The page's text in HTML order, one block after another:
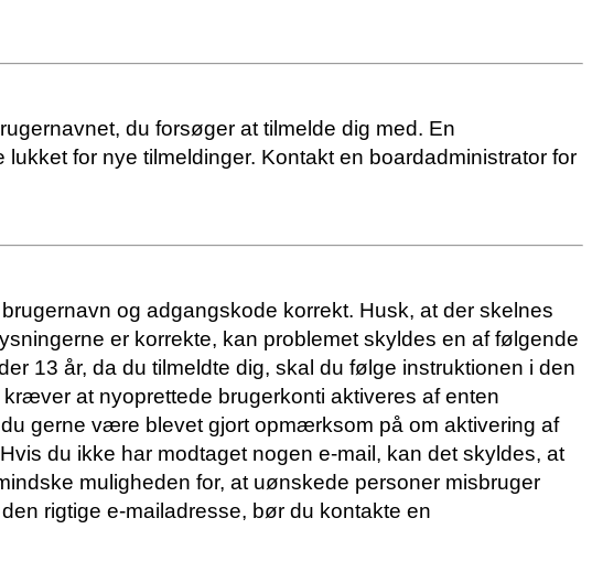
du forsøger at tilmelde dig med. En
for nye tilmeldinger. Kontakt en boardadministrator for
og adgangskode korrekt. Husk, at der skelnes
er korrekte, kan problemet skyldes en af følgende
13 år, da du tilmeldte dig, skal du følge instruktionen i den
at nyoprettede brugerkonti aktiveres af enten
gerne være blevet gjort opmærksom på om aktivering af
du ikke har modtaget nogen e-mail, kan det skyldes, at
muligheden for, at uønskede personer misbruger
rigtige e-mailadresse, bør du kontakte en